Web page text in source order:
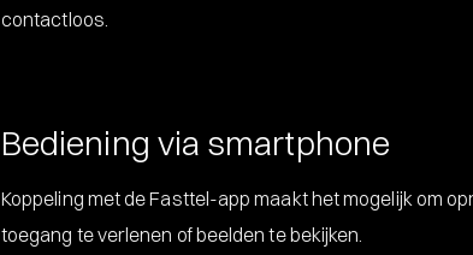
contactloos.
Bediening via smartphone
Koppeling met de Fasttel-app maakt het mogelijk om
toegang te verlenen of beelden te bekijken.